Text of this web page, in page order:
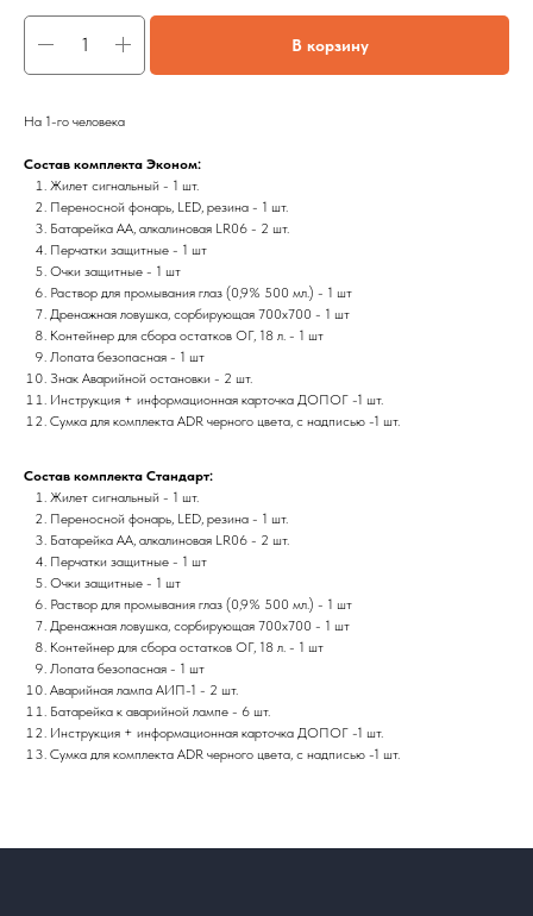
В корзину
На 1-го человека
Состав комплекта Эконом:
Жилет сигнальный - 1 шт.
Переносной фонарь, LED, резина - 1 шт.
Батарейка АА, алкалиновая LR06 - 2 шт.
Перчатки защитные - 1 шт
Очки защитные - 1 шт
Раствор для промывания глаз (0,9% 500 мл.) - 1 шт
Дренажная ловушка, сорбирующая 700x700 - 1 шт
Контейнер для сбора остатков ОГ, 18 л. - 1 шт
Лопата безопасная - 1 шт
Знак Аварийной остановки - 2 шт.
Инструкция + информационная карточка ДОПОГ -1 шт.
Сумка для комплекта ADR черного цвета, с надписью -1 шт.
Состав комплекта Стандарт:
Жилет сигнальный - 1 шт.
Переносной фонарь, LED, резина - 1 шт.
Батарейка АА, алкалиновая LR06 - 2 шт.
Перчатки защитные - 1 шт
Очки защитные - 1 шт
Раствор для промывания глаз (0,9% 500 мл.) - 1 шт
Дренажная ловушка, сорбирующая 700x700 - 1 шт
Контейнер для сбора остатков ОГ, 18 л. - 1 шт
Лопата безопасная - 1 шт
Аварийная лампа АИП-1 - 2 шт.
Батарейка к аварийной лампе - 6 шт.
Инструкция + информационная карточка ДОПОГ -1 шт.
Сумка для комплекта ADR черного цвета, с надписью -1 шт.